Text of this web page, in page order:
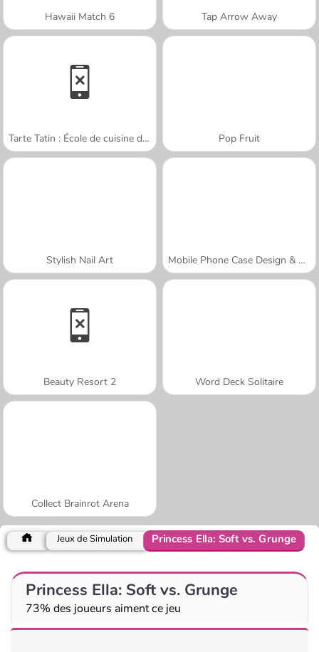
Hawaii Match 6 Tap Arrow Away
Tarte Tatin : École de cuisine de Sara Pop Fruit
Stylish Nail Art Mobile Phone Case Design & DIY
Beauty Resort 2 Word Deck Solitaire
Collect Brainrot Arena
Jeux de Simulation Princess Ella: Soft vs. Grunge
Princess Ella: Soft vs. Grunge
73% des joueurs aiment ce jeu